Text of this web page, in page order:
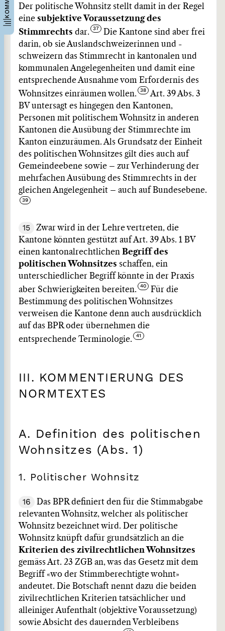
Der politische Wohnsitz stellt damit in der Regel
eine subjektive Voraussetzung des
Stimmrechts dar.
Die Kantone sind aber frei
darin, ob sie Auslandschweizerinnen und -
schweizern das Stimmrecht in kantonalen und
kommunalen Angelegenheiten und damit eine
entsprechende Ausnahme vom Erfordernis des
Wohnsitzes einräumen wollen.
Art. 39 Abs. 3
BV untersagt es hingegen den Kantonen,
Personen mit politischem Wohnsitz in anderen
Kantonen die Ausübung der Stimmrechte im
Kanton einzuräumen. Als Grundsatz der Einheit
des politischen Wohnsitzes gilt dies auch auf
Gemeindeebene sowie – zur Verhinderung der
mehrfachen Ausübung des Stimmrechts in der
gleichen Angelegenheit – auch auf Bundesebene.
15
Zwar wird in der Lehre vertreten, die
Kantone könnten gestützt auf Art. 39 Abs. 1 BV
einen kantonalrechtlichen Begriff des
politischen Wohnsitzes schaffen, ein
unterschiedlicher Begriff könnte in der Praxis
aber Schwierigkeiten bereiten.
Für die
Bestimmung des politischen Wohnsitzes
verweisen die Kantone denn auch ausdrücklich
auf das BPR oder übernehmen die
entsprechende Terminologie.
III. KOMMENTIERUNG DES
NORMTEXTES
A. Definition des politischen
Wohnsitzes (Abs. 1)
1. Politischer Wohnsitz
16
Das BPR definiert den für die Stimmabgabe
relevanten Wohnsitz, welcher als politischer
Wohnsitz bezeichnet wird. Der politische
Wohnsitz knüpft dafür grundsätzlich an die
Kriterien des zivilrechtlichen Wohnsitzes
gemäss Art. 23 ZGB an, was das Gesetz mit dem
Begriff «wo der Stimmberechtigte wohnt»
andeutet. Die Botschaft nennt dazu die beiden
zivilrechtlichen Kriterien tatsächlicher und
alleiniger Aufenthalt (objektive Voraussetzung)
sowie Absicht des dauernden Verbleibens